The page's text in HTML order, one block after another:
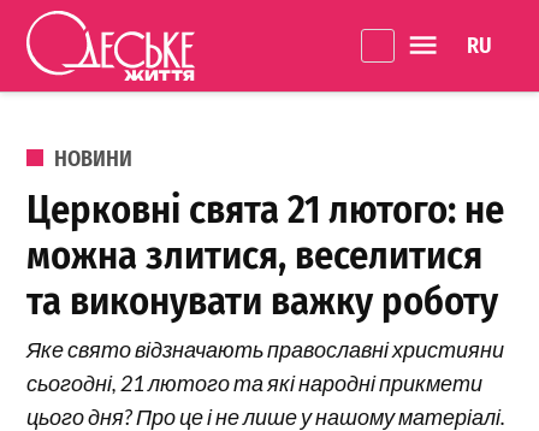
Перейти до вмісту
Життя
ОПУБЛІКОВАНО В
НОВИНИ
Церковні свята 21 лютого: не
можна злитися, веселитися
та виконувати важку роботу
Яке свято відзначають православні християни
сьогодні, 21 лютого та які народні прикмети
цього дня? Про це і не лише у нашому матеріалі.